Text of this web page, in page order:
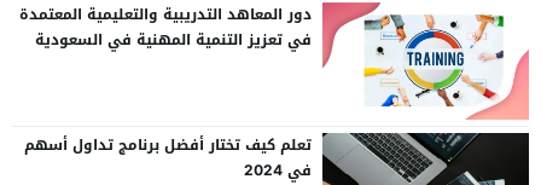
دور المعاهد التدريبية والتعليمية المعتمدة
في تعزيز التنمية المهنية في السعودية
تعلم كيف تختار أفضل برنامج تداول أسهم
في 2024